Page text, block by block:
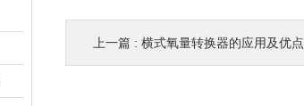
上一篇 : 横式氧量转换器的应用及优点